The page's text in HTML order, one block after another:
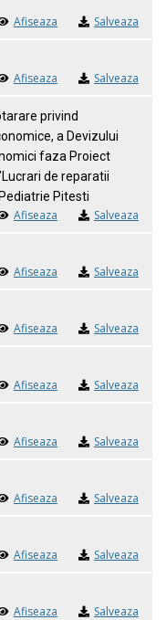
Afiseaza Salveaza
Afiseaza Salveaza
privind
a Devizului
faza Proiect
de reparatii
Pitesti
Afiseaza Salveaza
Afiseaza Salveaza
Afiseaza Salveaza
Afiseaza Salveaza
Afiseaza Salveaza
Afiseaza Salveaza
Afiseaza Salveaza
Afiseaza Salveaza